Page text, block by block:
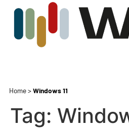
Home>Windows 11
Tag: